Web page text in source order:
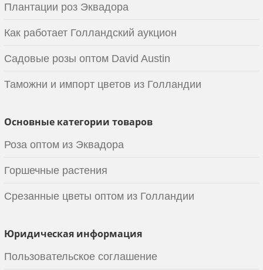
Плантации роз Эквадора
Как работает Голландский аукцион
Садовые розы оптом David Austin
Таможни и импорт цветов из Голландии
Основные категории товаров
Роза оптом из Эквадора
Горшечные растения
Срезанные цветы оптом из Голландии
Юридическая информация
Пользовательское соглашение